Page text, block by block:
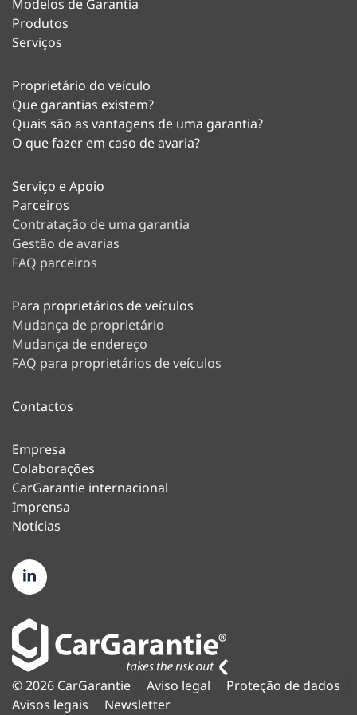
Modelos de Garantia
Produtos
Serviços
Proprietário do veículo
Que garantias existem?
Quais são as vantagens de uma garantia?
O que fazer em caso de avaria?
Serviço e Apoio
Parceiros
Contratação de uma garantia
Gestão de avarias
FAQ parceiros
Para proprietários de veículos
Mudança de proprietário
Mudança de endereço
FAQ para proprietários de veículos
Contactos
Empresa
Colaborações
CarGarantie internacional
Imprensa
Notícias
© 2026 CarGarantie Aviso legal
Proteção de dados
Avisos legais
Newsletter